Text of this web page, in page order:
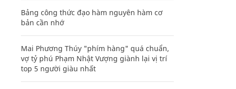
Bảng công thức đạo hàm nguyên hàm cơ
bản cần nhớ
Mai Phương Thúy "phím hàng" quá chuẩn,
vợ tỷ phú Phạm Nhật Vượng giành lại vị trí
top 5 người giàu nhất